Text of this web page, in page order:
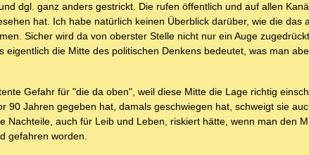
dgl. ganz anders gestrickt. Die rufen öffentlich und auf allen
hat. Ich habe natürlich keinen Überblick darüber, wie die das
Sicher wird da von oberster Stelle nicht nur ein Auge
eigentlich die Mitte des politischen Denkens bedeutet, was man
Gefahr für "die da oben", weil diese Mitte die Lage richtig
90 Jahren gegeben hat, damals geschwiegen hat, schweigt sie
Nachteile, auch für Leib und Leben, riskiert hätte, wenn man den
gefahren worden.